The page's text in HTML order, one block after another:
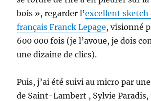
bois », regarder l’excellent sketch
français Franck Lepage, visionné
600 000 fois (je l’avoue, je dois
une dizaine de clics).
Puis, j’ai été suivi au micro par
de Saint-Lambert , Sylvie